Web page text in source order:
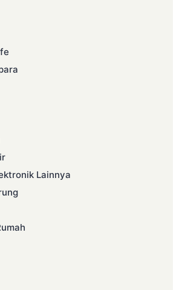
Lainnya